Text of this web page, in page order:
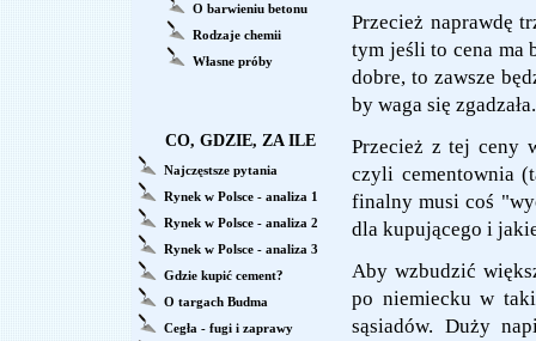
O barwieniu betonu
Rodzaje chemii
Własne próby
CO, GDZIE, ZA ILE
Najczęstsze pytania
Rynek w Polsce - analiza 1
Rynek w Polsce - analiza 2
Rynek w Polsce - analiza 3
Gdzie kupić cement?
O targach Budma
Cegła - fugi i zaprawy
Przecież naprawdę
tym jeśli to cena ma
dobre, to zawsze
by waga się zgadzała.
Przecież z tej ceny
czyli cementownia
finalny musi coś
dla kupującego i
Aby wzbudzić
po niemiecku w
sąsiadów. Duży